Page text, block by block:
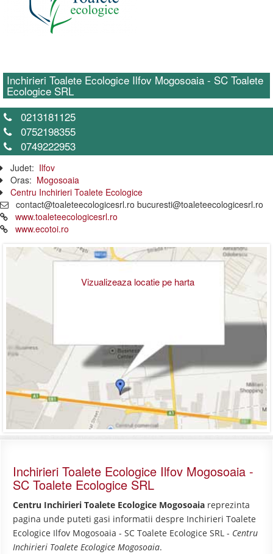
Inchirieri Toalete Ecologice Ilfov Mogosoaia - SC Toalete
Ecologice SRL
0213181125
0752198355
0749222953
Judet: Ilfov
Oras: Mogosoaia
Centru Inchirieri Toalete Ecologice
contact@toaleteecologicesrl.ro bucuresti@toaleteecologicesrl.ro
www.toaleteecologicesrl.ro
www.ecotoi.ro
Vizualizeaza locatie pe harta
Inchirieri Toalete Ecologice Ilfov Mogosoaia -
SC Toalete Ecologice SRL
Centru Inchirieri Toalete Ecologice Mogosoaia reprezinta
pagina unde puteti gasi informatii despre Inchirieri Toalete
Ecologice Ilfov Mogosoaia - SC Toalete Ecologice SRL - Centru
Inchirieri Toalete Ecologice Mogosoaia.